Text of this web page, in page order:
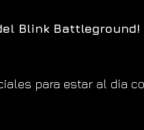
Blink Battleground!
para estar al día